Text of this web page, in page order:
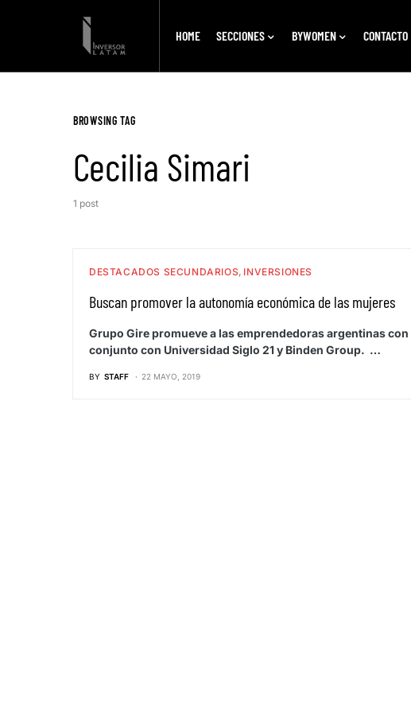
HOME SECCIONES BYWOMEN CONTACTO
BROWSING TAG
Cecilia Simari
1 post
DESTACADOS SECUNDARIOS INVERSIONES
Buscan promover la autonomía económica de las mujeres
Grupo Gire promueve a las emprendedoras argentinas
conjunto con Universidad Siglo 21 y Binden Group. …
BY STAFF 22 MAYO, 2019